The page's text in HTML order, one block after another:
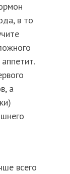
в то
а
всего